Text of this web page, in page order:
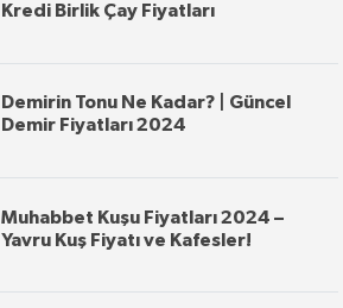
Kredi Birlik Çay Fiyatları
Demirin Tonu Ne Kadar? | Güncel
Demir Fiyatları 2024
Muhabbet Kuşu Fiyatları 2024 –
Yavru Kuş Fiyatı ve Kafesler!